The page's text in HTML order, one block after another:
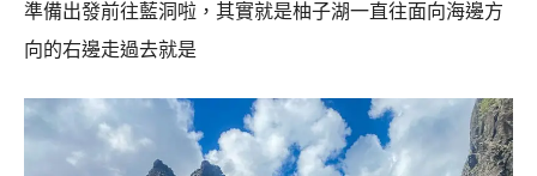
準備出發前往藍洞啦，其實就是柚子湖一直往面向海邊方
向的右邊走過去就是